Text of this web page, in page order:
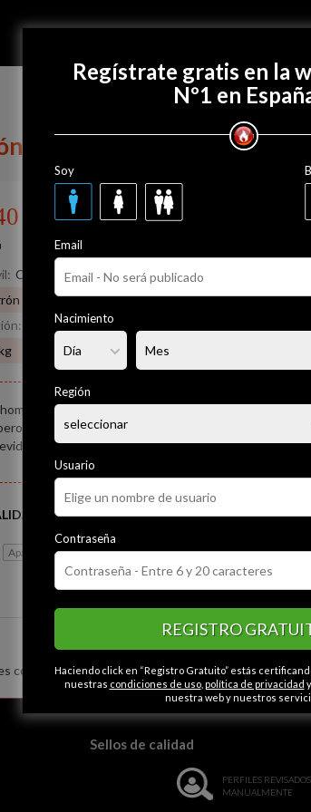
Regístrate gratis
con Jamn40?
50 años
Casado
Pelo:
Deportista
deseoso de tener una aventura con una mujer
que en la intimidad son tan provocativas,
espontaneo impulsivo y mi imaginacion no tiene
Apasionado Espontáneo Liberal Serio Caballeroso
con la monotonía.
Regístrate gratis en la
Nº1 en
Soy
Email
Nacimiento
Región
Usuario
Contraseña
REGISTRO
Haciendo click en “Registro Gratuito” estás
nuestras condiciones de uso, política de privacidad
nuestra web y nuestros
Sellos de calidad
PERFILES REVISADOS
MANUALMENTE